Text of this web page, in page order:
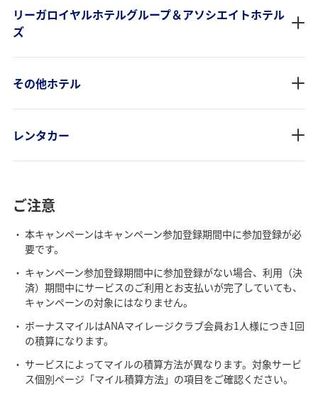
リーガロイヤルホテルグループ＆アソシエイトホテル
ズ
その他ホテル
レンタカー
ご注意
本キャンペーンはキャンペーン参加登録期間中に参加登録が必
要です。
キャンペーン参加登録期間中に参加登録がない場合、利用（決
済）期間中にサービスのご利用とお支払いが完了していても、
キャンペーンの対象にはなりません。
ボーナスマイルはANAマイレージクラブ会員お1人様につき1回
の積算になります。
サービスによってマイルの積算方法が異なります。対象サービ
ス個別ページ「マイル積算方法」の項目をご確認ください。